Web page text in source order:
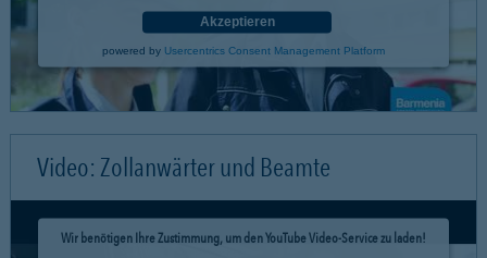
Akzeptieren
powered by Usercentrics Consent Management Platform
Video: Zollanwärter und Beamte
Wir benötigen Ihre Zustimmung, um den YouTube Video-Service zu laden!